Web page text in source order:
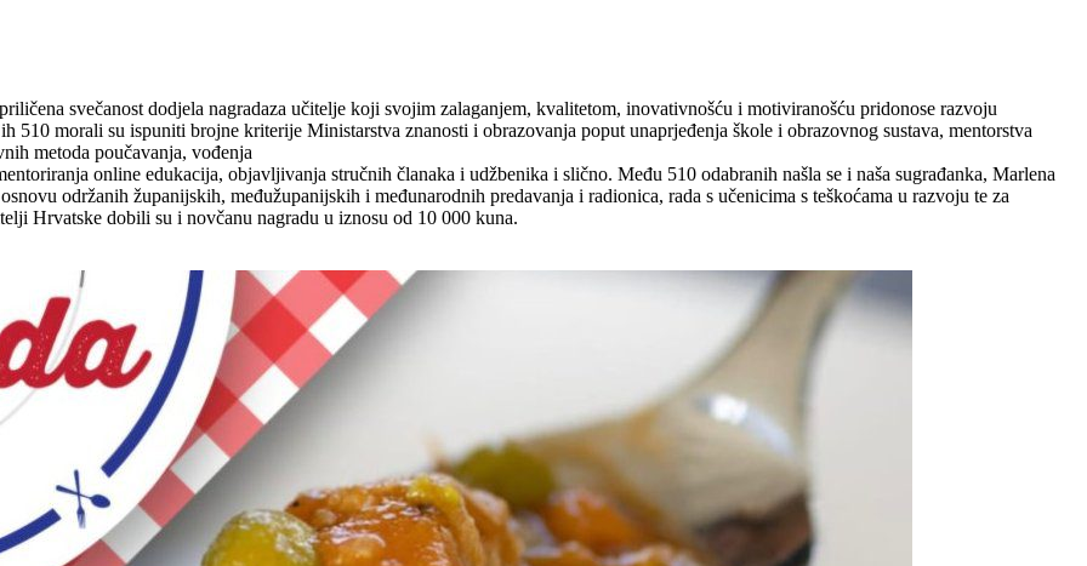
svečanost dodjela nagradaza učitelje koji svojim zalaganjem, kvalitetom, inovativnošću i motiviranošću pridonose razvoju
morali su ispuniti brojne kriterije Ministarstva znanosti i obrazovanja poput unaprjeđenja škole i obrazovnog sustava, mentorstva
metoda poučavanja, vođenja
online edukacija, objavljivanja stručnih članaka i udžbenika i slično. Među 510 odabranih našla se i naša sugrađanka, Marlena
održanih županijskih, međužupanijskih i međunarodnih predavanja i radionica, rada s učenicima s teškoćama u razvoju te za
Hrvatske dobili su i novčanu nagradu u iznosu od 10 000 kuna.